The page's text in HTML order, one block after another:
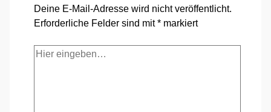
Deine E-Mail-Adresse wird nicht veröffentlicht.
Erforderliche Felder sind mit* markiert
Hier